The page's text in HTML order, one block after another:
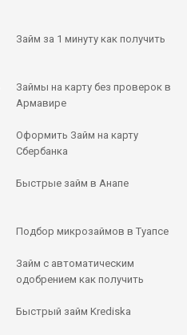
Займ за 1 минуту как получить
Займы на карту без проверок в
Армавире
Оформить Займ на карту
Сбербанка
Быстрые займ в Анапе
Подбор микрозаймов в Туапсе
Займ с автоматическим
одобрением как получить
Быстрый займ Krediska